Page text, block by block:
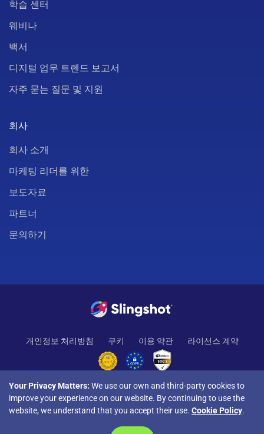
학습 센터
웨비나
백서
디지털 업무 트렌드 보고서
자주 묻는 질문 및 지원
회사
회사 소개
마케팅 리더를 위한
보도자료
파트너
문의하기
개인정보 처리방침 쿠키 이용 약관 라이선스 계약
Your Privacy Matters: We use our own and third-party cookies to
improve your experience on our website. By continuing to use the
website, we understand that you accept their use. Cookie Policy.